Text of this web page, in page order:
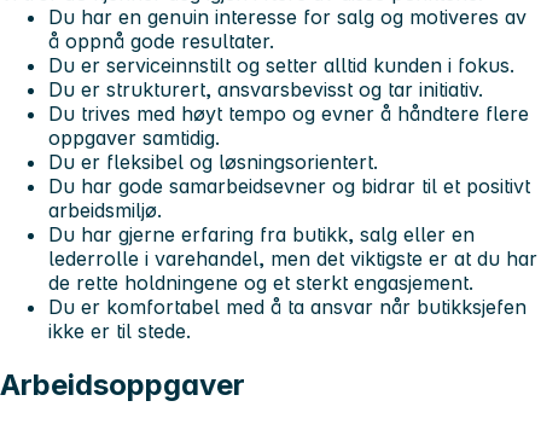
Du har en genuin interesse for salg og motiveres av
å oppnå gode resultater.
Du er serviceinnstilt og setter alltid kunden i fokus.
Du er strukturert, ansvarsbevisst og tar initiativ.
Du trives med høyt tempo og evner å håndtere flere
oppgaver samtidig.
Du er fleksibel og løsningsorientert.
Du har gode samarbeidsevner og bidrar til et positivt
arbeidsmiljø.
Du har gjerne erfaring fra butikk, salg eller en
lederrolle i varehandel, men det viktigste er at du har
de rette holdningene og et sterkt engasjement.
Du er komfortabel med å ta ansvar når butikksjefen
ikke er til stede.
Arbeidsoppgaver